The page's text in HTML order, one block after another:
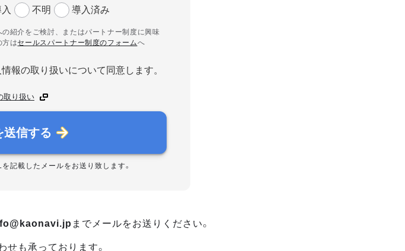
不明 導入済み
紹介をご検討、またはパートナー制度に興味
方はセールスパートナー制度のフォームへ
報の取り扱いについて同意します。
取り扱い
送信する
記載したメールをお送り致します。
までメールをお送りください。
せも承っております。